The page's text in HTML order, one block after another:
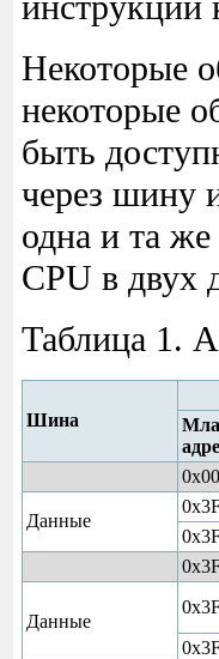
Некоторые
некоторые
быть
через шину
одна и та
CPU в двух
Таблица 1.
Шина
Данные
Данные